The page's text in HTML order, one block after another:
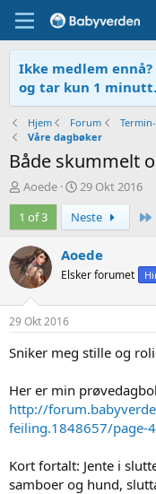
Ikke medlem
og tar kun 1 minutt.
Hjem Forum
Våre dagbøker
Både skummelt
T
r
å
d
s
t
a
r
t
e
r
Aoede
O
p
p
r
e
t
29 Okt 2016
1 of 3
Neste
Aoede
Elsker forumet
29 Okt 2016
Sniker meg stille og
Her er min
http://
feiling.1848657/page-
Kort fortalt: Jente i
samboer og hund,